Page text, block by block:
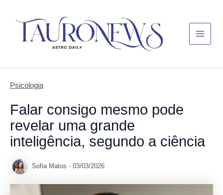
Menu
Psicologia
Falar consigo mesmo pode
revelar uma grande
inteligência, segundo a ciência
Sofia Matos - 03/03/2026